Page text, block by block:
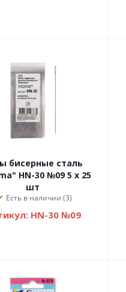
бисерные сталь
5 х 25
шт
Есть в наличии (3)
HN-30 №09